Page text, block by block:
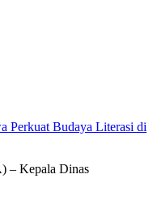
Perkuat Budaya Literasi di
– Kepala Dinas